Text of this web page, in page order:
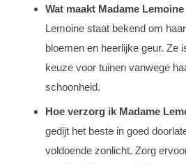
Wat maakt Madame
Lemoine staat bekend om
bloemen en heerlijke geur. Ze
keuze voor tuinen vanwege
schoonheid.
Hoe verzorg ik Madame
gedijt het beste in goed
voldoende zonlicht. Zorg